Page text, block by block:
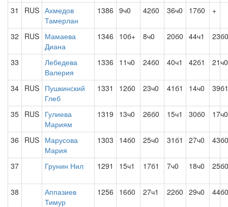
31 RUS Ахмедов
Тамерлан
1386 9ч0 42б0 36ч0 17б0 +
32 RUS Мамаева
Диана
1346 10б+ 8ч0 20б0 44ч1 23б0
33
Лебедева
Валерия
1336 11ч0 24б0 40ч1 42б1 21ч0
34 RUS Пушкинский
Глеб
1331 12б0 23ч0 41б1 14ч0 39б1
35 RUS Гулиева
Мариям
1319 13ч0 26б0 15ч1 30б0 17ч0
36 RUS Марусова
Мария
1303 14б0 25ч0 31б1 27ч0 43б0
37 Грунин Нил 1291 15ч1 17б1 7ч0 18ч0 25б0
38
Аппазиев
Тимур
1256 16б0 27ч1 22б0 29ч0 44б0